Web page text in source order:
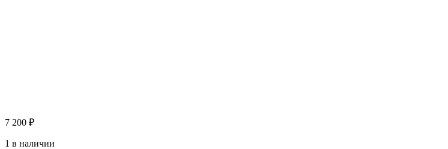
7 200 ₽
1 в наличии